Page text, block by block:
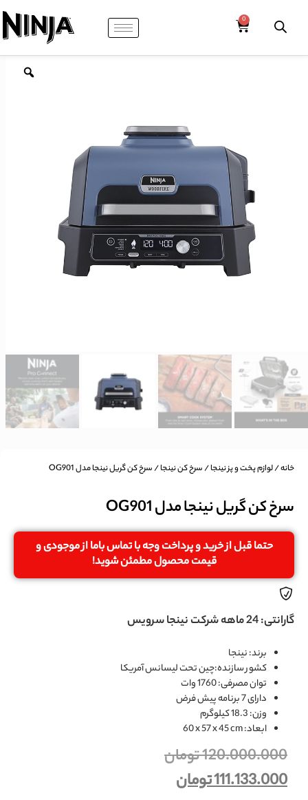
خانه/لوازم پخت و پز نینجا/سرخ کن نینجا/ سرخ کن گریل نینجا مدل OG901
سرخ کن گریل نینجا مدل OG901
حتما قبل از خرید و پرداخت وجه با تماس باما از موجودی و
قیمت محصول مطمئن شوید!
گارانتی: 24 ماهه شرکت نینجا سرویس
برند: نینجا
کشور سازنده:چین تحت لیسانس آمریکا
توان مصرفی: 1760 وات
دارای 7 برنامه پیش فرض
وزن: 18.3 کیلوگرم
ابعاد: ‎60 x 57 x 45 cm
120.000.000تومان
111.133.000تومان